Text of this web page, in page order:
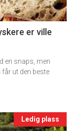
er ville
en snaps, men
ut den beste
Ledig plass